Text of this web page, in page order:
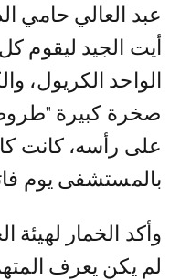
عبد العالي حامي
أيت الجيد
الواحد الكريول،
على رأسه، كانت
بالمستشفى يوم فاتح
وأكد الخمار لهيئة
لم يكن يعرف